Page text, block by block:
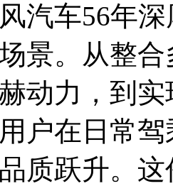
汽车56年
景。从整
动力，到
户在日常
质跃升。